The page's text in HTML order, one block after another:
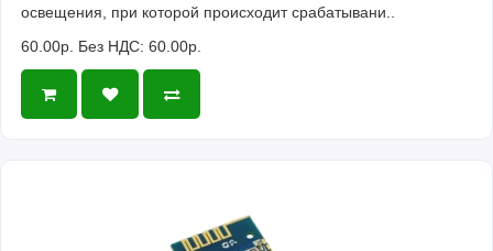
освещения, при которой происходит срабатывани..
60.00р. Без НДС: 60.00р.